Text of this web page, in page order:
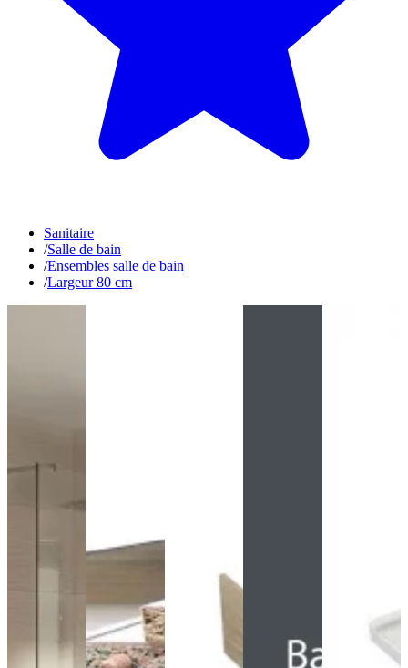
Sanitaire
/Salle de bain
/Ensembles salle de bain
/Largeur 80 cm